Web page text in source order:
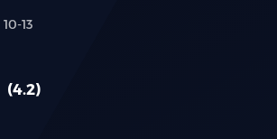
13
4.2